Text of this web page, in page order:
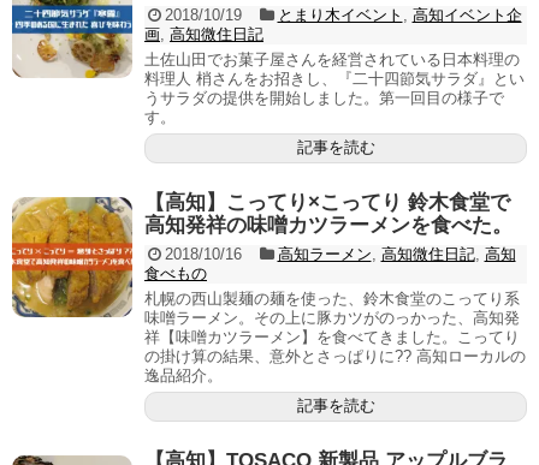
2018/10/19 とまり木イベント , 高知イベント企
画, 高知微住日記
土佐山田でお菓子屋さんを経営されている日本料理の
料理人 梢さんをお招きし、『二十四節気サラダ』とい
うサラダの提供を開始しました。第一回目の様子で
す。
記事を読む
【高知】こってり×こってり 鈴木食堂で
高知発祥の味噌カツラーメンを食べた。
2018/10/16 高知ラーメン, 高知微住日記, 高知
食べもの
札幌の西山製麺の麺を使った、鈴木食堂のこってり系
味噌ラーメン。その上に豚カツがのっかった、高知発
祥【味噌カツラーメン】を食べてきました。こってり
の掛け算の結果、意外とさっぱりに?? 高知ローカルの
逸品紹介。
記事を読む